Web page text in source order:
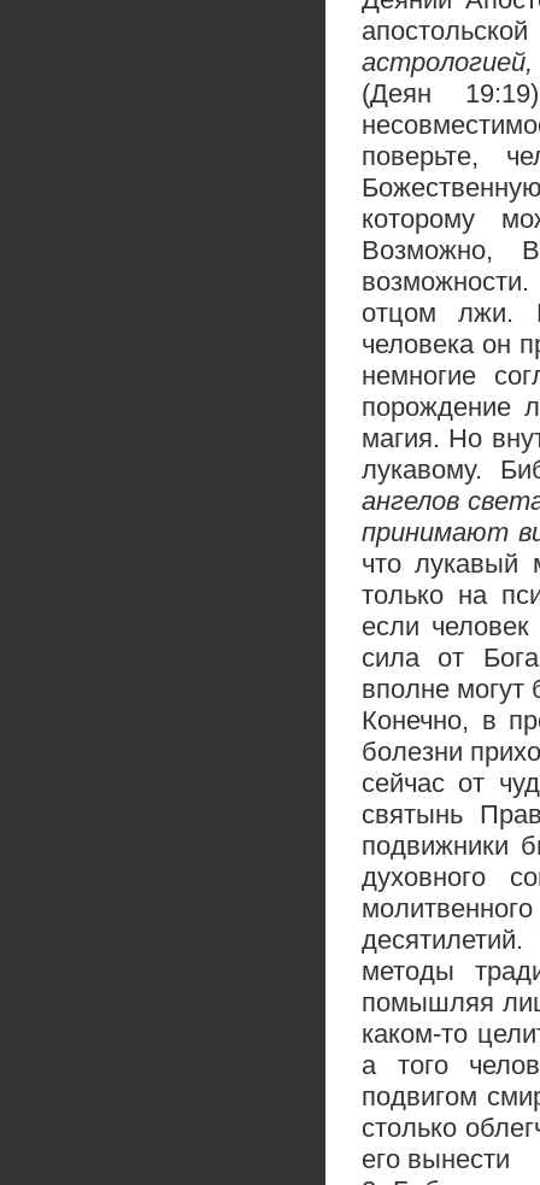
(Деян
поверьте,
которому
Возможно,
отцом лжи.
человека он
немногие
порождение
магия. Но
лукавому.
ангелов
принимают
что лукавый
только на
если
сила от
вполне могут
Конечно, в
болезни
сейчас от
святынь
подвижники
духовного
методы
помышляя
каком-то
а того
подвигом
столько
его вынести